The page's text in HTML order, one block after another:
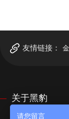
友情链接：
关于黑豹
请您留言